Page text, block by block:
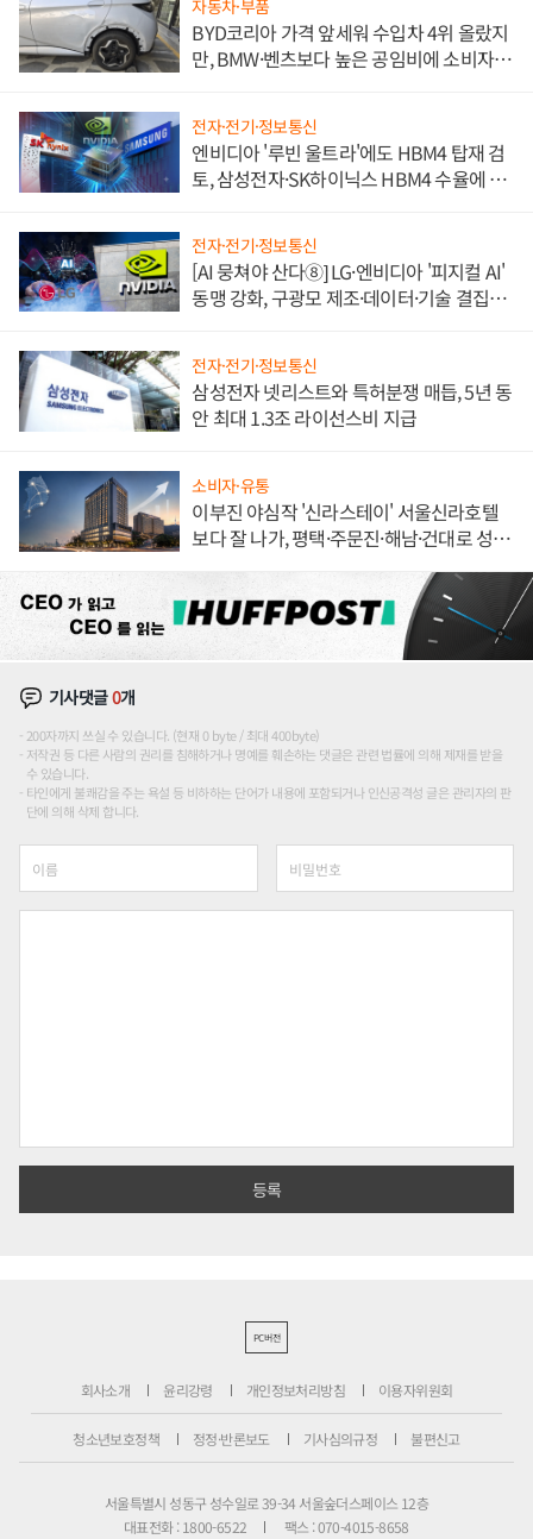
자동차·부품
BYD코리아 가격 앞세워 수입차 4위 올랐지
만, BMW·벤츠보다 높은 공임비에 소비자
전자·전기·정보통신
엔비디아 '루빈 울트라'에도 HBM4 탑재 검
토, 삼성전자·SK하이닉스 HBM4 수율에 주
전자·전기·정보통신
[AI 뭉쳐야 산다⑧] LG·엔비디아 '피지컬 AI'
동맹 강화, 구광모 제조·데이터·기술 결집
전자·전기·정보통신
삼성전자 넷리스트와 특허분쟁 매듭, 5년 동
안 최대 1.3조 라이선스비 지급
소비자·유통
이부진 야심작 '신라스테이' 서울신라호텔
보다 잘 나가, 평택·주문진·해남·건대로 성
기사댓글0개
200자까지 쓰실 수 있습니다. (현재 0 byte / 최대 400byte)
저작권 등 다른 사람의 권리를 침해하거나 명예를 훼손하는 댓글은 관련 법률에 의해 제재를 받을
수 있습니다.
타인에게 불쾌감을 주는 욕설 등 비하하는 단어가 내용에 포함되거나 인신공격성 글은 관리자의 판
단에 의해 삭제 합니다.
PC버전
회사소개 윤리강령 개인정보처리방침 이용자위원회
청소년보호정책 정정·반론보도 기사심의규정 불편신고
서울특별시 성동구 성수일로 39-34 서울숲더스페이스 12층
대표전화 : 1800-6522
팩스 : 070-4015-8658